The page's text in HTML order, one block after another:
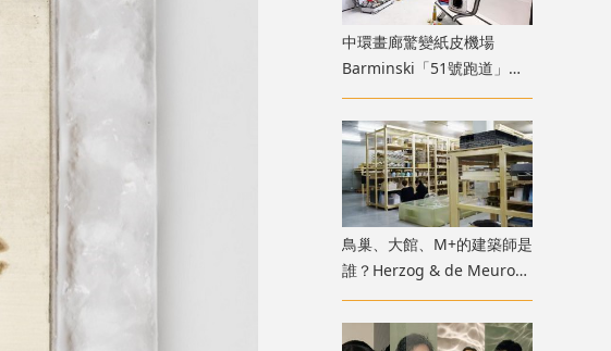
中環畫廊驚變紙皮機場
Barminski「51號跑道」用
紙箱建造星際航廈
鳥巢、大館、M+的建築師是
誰？Herzog & de Meuron
展覽9月M+揭開創作過程